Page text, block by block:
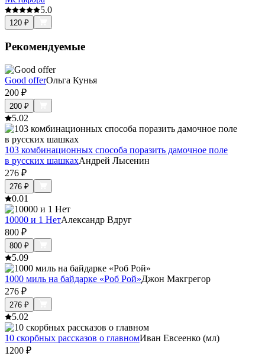
5.0
120 ₽
Рекомендуемые
Good offerОльга Кунья
200 ₽
200 ₽
5.02
103 комбинационных способа поразить дамочное поле
в русских шашкахАндрей Лысенин
276 ₽
276 ₽
0.01
10000 и 1 НетАлександр Вдруг
800 ₽
800 ₽
5.09
1000 миль на байдарке «Роб Рой»Джон Макгрегор
276 ₽
276 ₽
5.02
10 скорбных рассказов о главномИван Евсеенко (мл)
1200 ₽